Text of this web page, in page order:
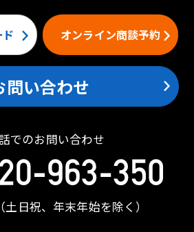
オンライン商談予約
問い合わせ
でのお問い合わせ
（土日祝、年末年始を除く）